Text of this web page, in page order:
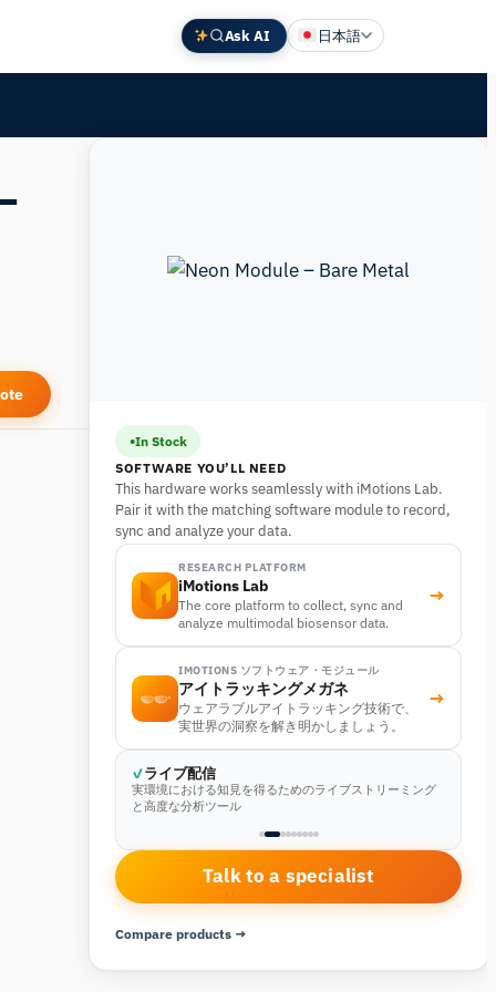
Ask AI 日本語
In Stock
SOFTWARE YOU’LL NEED
This hardware works seamlessly with iMotions Lab.
Pair it with the matching software module to record,
sync and analyze your data.
RESEARCH PLATFORM
iMotions Lab
The core platform to collect, sync and
analyze multimodal biosensor data.
→
IMOTIONS ソフトウェア・モジュール
アイトラッキングメガネ
ウェアラブルアイトラッキング技術で、
実世界の洞察を解き明かしましょう。
→
ライブ配信
実環境における知見を得るためのライブストリーミング
と高度な分析ツール
Talk to a specialist
Compare products →